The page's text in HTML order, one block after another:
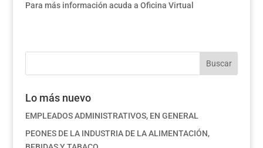
Para más información acuda a Oficina Virtual
Lo más nuevo
EMPLEADOS ADMINISTRATIVOS, EN GENERAL
PEONES DE LA INDUSTRIA DE LA ALIMENTACIÓN,